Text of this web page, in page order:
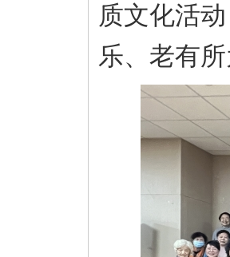
质文化活
乐、老有